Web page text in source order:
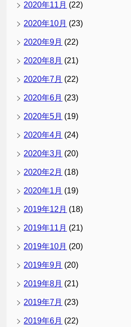
2020年11月 (22)
2020年10月 (23)
2020年9月 (22)
2020年8月 (21)
2020年7月 (22)
2020年6月 (23)
2020年5月 (19)
2020年4月 (24)
2020年3月 (20)
2020年2月 (18)
2020年1月 (19)
2019年12月 (18)
2019年11月 (21)
2019年10月 (20)
2019年9月 (20)
2019年8月 (21)
2019年7月 (23)
2019年6月 (22)